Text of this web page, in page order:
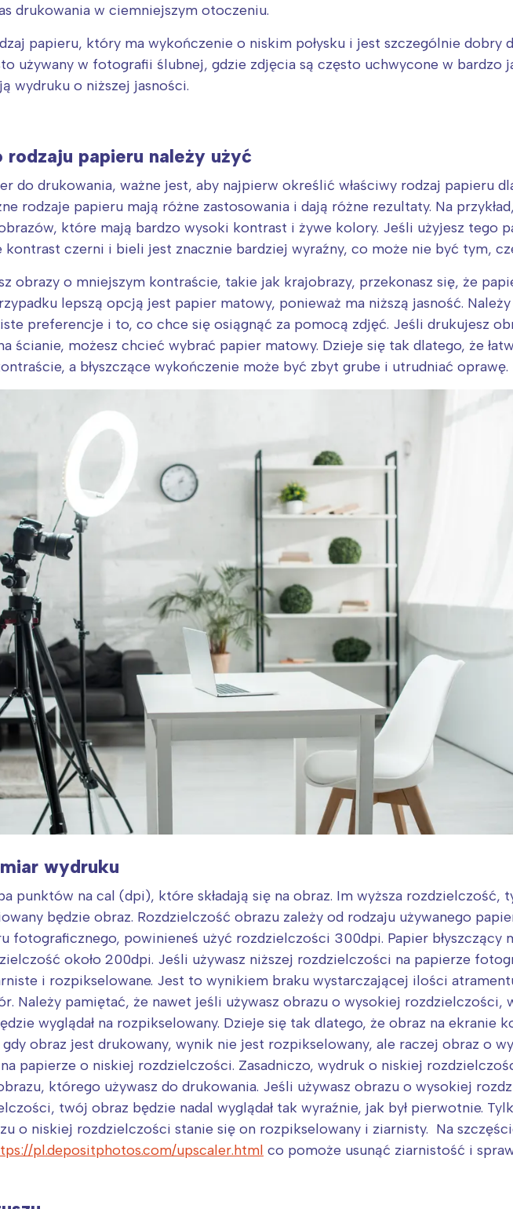
drukowania w ciemniejszym otoczeniu.
papieru, który ma wykończenie o niskim połysku i jest szczególnie dobry
używany w fotografii ślubnej, gdzie zdjęcia są często uchwycone w bardzo
wydruku o niższej jasności.
papieru należy użyć
do drukowania, ważne jest, aby najpierw określić właściwy rodzaj papieru
rodzaje papieru mają różne zastosowania i dają różne rezultaty. Na
które mają bardzo wysoki kontrast i żywe kolory. Jeśli użyjesz tego
czerni i bieli jest znacznie bardziej wyraźny, co może nie być tym,
obrazy o mniejszym kontraście, takie jak krajobrazy, przekonasz się, że
lepszą opcją jest papier matowy, ponieważ ma niższą jasność.
preferencje i to, co chce się osiągnąć za pomocą zdjęć. Jeśli drukujesz
ścianie, możesz chcieć wybrać papier matowy. Dzieje się tak dlatego, że
a błyszczące wykończenie może być zbyt grube i utrudniać oprawę.
wydruku
punktów na cal (dpi), które składają się na obraz. Im wyższa rozdzielczość,
będzie obraz. Rozdzielczość obrazu zależy od rodzaju używanego
fotograficznego, powinieneś użyć rozdzielczości 300dpi. Papier błyszczący
około 200dpi. Jeśli używasz niższej rozdzielczości na papierze
i rozpikselowane. Jest to wynikiem braku wystarczającej ilości
Należy pamiętać, że nawet jeśli używasz obrazu o wysokiej rozdzielczości,
wyglądał na rozpikselowany. Dzieje się tak dlatego, że obraz na ekranie
gdy obraz jest drukowany, wynik nie jest rozpikselowany, ale raczej obraz o
papierze o niskiej rozdzielczości. Zasadniczo, wydruk o niskiej
którego używasz do drukowania. Jeśli używasz obrazu o wysokiej
twój obraz będzie nadal wyglądał tak wyraźnie, jak był pierwotnie.
o niskiej rozdzielczości stanie się on rozpikselowany i ziarnisty. Na
pl.depositphotos.com/upscaler.html co pomoże usunąć ziarnistość i
Interesują mnie wydarzenia z tego regionu:
Trójmiasto
Poznań
Wrocław
Południe
Północ
Wszystkie
Wybieram